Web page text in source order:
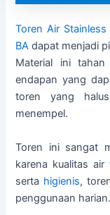
Toren Air Stainless
BA dapat menjadi
Material ini
endapan yang
toren yang
menempel.
Toren ini sangat
karena kualitas air
serta higienis,
penggunaan harian.